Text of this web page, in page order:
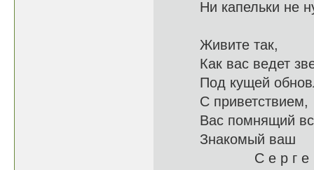
Ни
Живите так,
Как вас
Под кущей
С приветствием,
Вас
Знакомый ваш
С е р г е